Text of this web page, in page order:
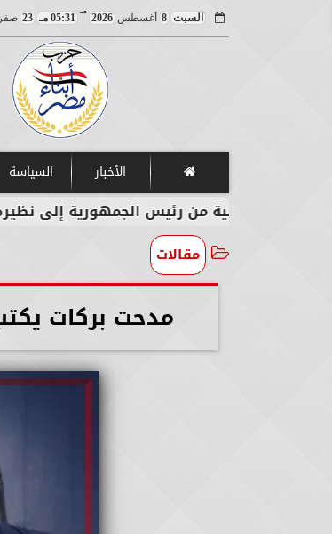
السبت 8 أغسطس2026
مـ
05:31 مـ 23
الأخبار السياسة
من رئيس الجمهورية إلى نظيره التشادي
مقالات
مدحت بركات